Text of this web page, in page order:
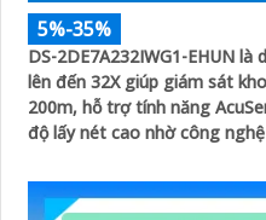
5%-35%
DS-2DE7A232IWG1-EHUN
lên đến 32X giúp giám sát
200m, hỗ trợ tính năng
độ lấy nét cao nhờ công